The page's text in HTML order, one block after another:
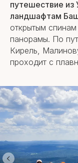
путешествие
ландшафтам
открытым
панорамы. По
Кирель,
проходит с